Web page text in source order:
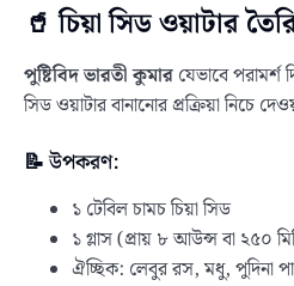
🥤 চিয়া সিড ওয়াটার
পুষ্টিবিদ ভারতী কুমার যেভাবে পরামর্শ
সিড ওয়াটার বানানোর প্রক্রিয়া নিচে
📝 উপকরণ:
১ টেবিল চামচ চিয়া সিড
১ গ্লাস (প্রায় ৮ আউন্স বা ২৫০
ঐচ্ছিক: লেবুর রস, মধু, পুদিনা